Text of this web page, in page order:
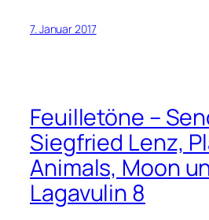
7. Januar 2017
Feuilletöne –
Siegfried Lenz,
Animals, Moon
Lagavulin 8